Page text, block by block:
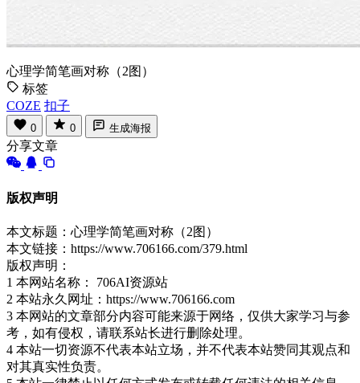
心理学简笔画对称（2图）
标签
COZE 扣子
0 0 生成海报
分享文章
版权声明
本文标题：心理学简笔画对称（2图）
本文链接：https://www.706166.com/379.html
版权声明：
1 本网站名称： 706AI资源站
2 本站永久网址：https://www.706166.com
3 本网站的文章部分内容可能来源于网络，仅供大家学习与参
考，如有侵权，请联系站长进行删除处理。
4 本站一切资源不代表本站立场，并不代表本站赞同其观点和
对其真实性负责。